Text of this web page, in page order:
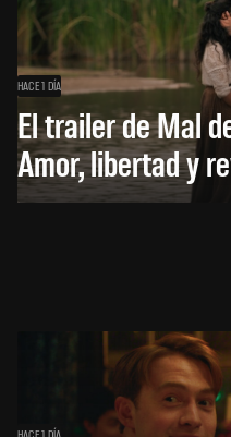
HACE 1 DÍA
El trailer de Mal
Amor, libertad y